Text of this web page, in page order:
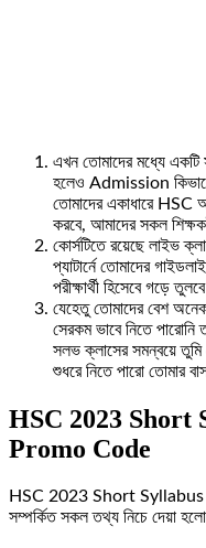
এখন তোমাদের মধ্যে একটি
হলেও Admission
তোমাদের একাধারে
করবে, আমাদের সকল
কোর্সটিতে রয়েছে লাইভ
প্যাটার্নে তোমাদের
পরীক্ষার্থী হিসেবে গড়ে
যেহেতু তোমাদের বেশ
সেরকম ভাবে নিতে পারোনি
সলভ ক্লাসের সমন্বয়ে তুমি
শুধরে নিতে পারো তোমার
HSC 2023 Short
Promo Code
HSC 2023 Short Syllabus
সম্পর্কিত সকল তথ্য নিচে দেয়া